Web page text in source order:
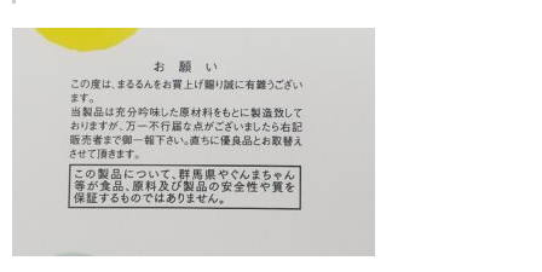
お勧め商品
新商品
MONDE SELECTION
ご当地シリーズ